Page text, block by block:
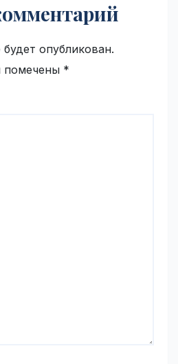
опубликован.
помечены *